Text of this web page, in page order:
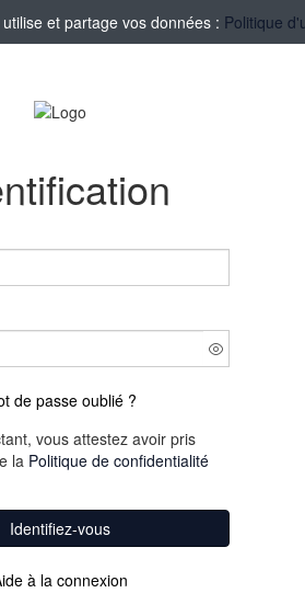
et partage vos données : Politique
de passe oublié ?
vous attestez avoir pris
la Politique de confidentialité
Identifiez-vous
à la connexion